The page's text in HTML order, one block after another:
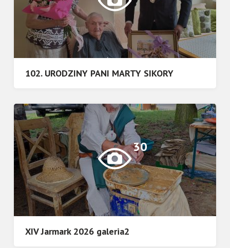
102. URODZINY PANI MARTY SIKORY
30
XIV Jarmark 2026 galeria2